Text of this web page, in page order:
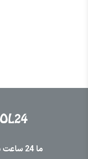
ما 24 ساعت شبانه روز در کنار شما هستیم